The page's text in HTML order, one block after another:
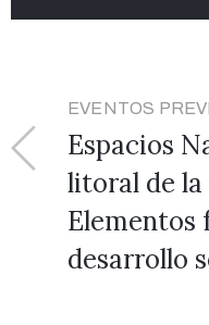
EVENTOS
Espacios
litoral de la
Elementos
desarrollo